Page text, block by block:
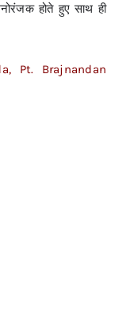
होते हुए साथ ही
Pt. Brajnandan